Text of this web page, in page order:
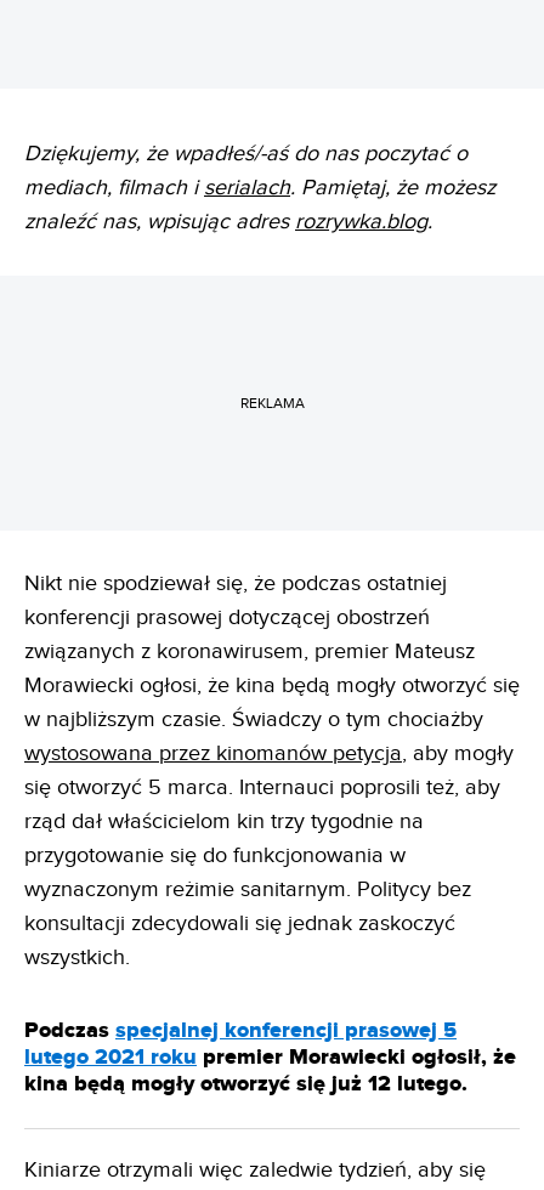
Dziękujemy, że wpadłeś/-aś do nas poczytać o
mediach, filmach iserialach. Pamiętaj, że możesz
znaleźć nas, wpisując adres rozrywka.blog.
REKLAMA
Nikt nie spodziewał się, że podczas ostatniej
konferencji prasowej dotyczącej obostrzeń
związanych z koronawirusem, premier Mateusz
Morawiecki ogłosi, że kina będą mogły otworzyć się
w najbliższym czasie. Świadczy o tym chociażby
wystosowana przez kinomanów petycja, aby mogły
się otworzyć 5 marca. Internauci poprosili też, aby
rząd dał właścicielom kin trzy tygodnie na
przygotowanie się do funkcjonowania w
wyznaczonym reżimie sanitarnym. Politycy bez
konsultacji zdecydowali się jednak zaskoczyć
wszystkich.
Podczas specjalnej konferencji prasowej 5
lutego 2021 roku premier Morawiecki ogłosił, że
kina będą mogły otworzyć się już 12 lutego.
Kiniarze otrzymali więc zaledwie tydzień, aby się